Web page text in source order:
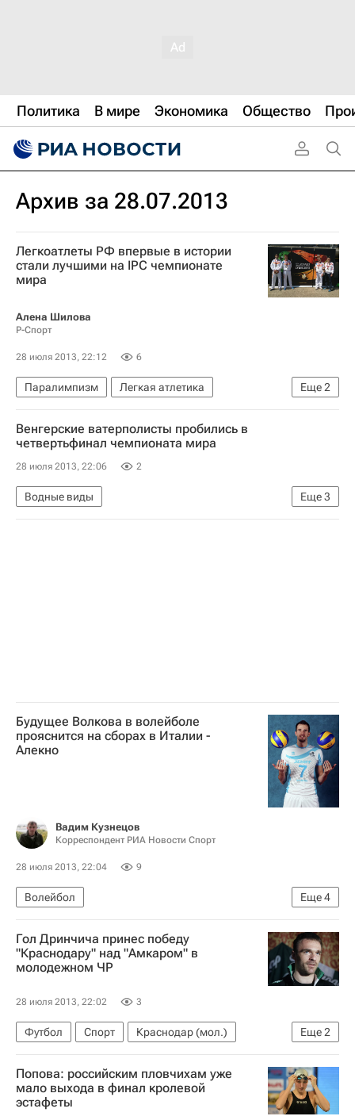
Политика В мире Экономика Общество
Архив за 28.07.2013
Легкоатлеты РФ впервые в истории
стали лучшими на IPC чемпионате
мира
Алена Шилова
Р-Спорт
28 июля 2013, 22:12 6
Еще2
Паралимпизм
Легкая атлетика
Мультимедийный спортивный пакет
Венгерские ватерполисты пробились в
четвертьфинал чемпионата мира
28 июля 2013, 22:06 2
Еще3
Водные виды
Мультимедийный спортивный пакет
Будущее Волкова в волейболе
прояснится на сборах в Италии -
Алекно
Вадим Кузнецов
Корреспондент РИА Новости Спорт
28 июля 2013, 22:04 9
Еще4
Волейбол
Мультимедийный спортивный пакет
Владимир Алекно
Зенит-Казань (Казань)
Александр Волков
Гол Дринчича принес победу
"Краснодару" над "Амкаром" в
молодежном ЧР
28 июля 2013, 22:02 3
Еще2
Футбол Спорт
Краснодар (мол.)
Амкар (мол.)
Никола Дринчич
Попова: российским пловчихам уже
мало выхода в финал кролевой
эстафеты